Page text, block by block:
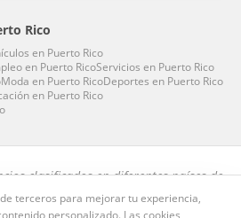
Rico
en Puerto Rico
en Puerto RicoServicios en Puerto Rico
Moda en Puerto RicoDeportes en Puerto Rico
en Puerto Rico
clasificados en diferentes países de
habla hispana.
terceros para mejorar tu experiencia,
personalizado. Las cookies